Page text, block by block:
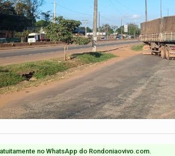
no WhatsApp do Rondoniaovivo.com.​